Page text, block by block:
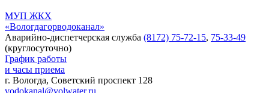
МУП ЖКХ
«Вологдагорводоканал»
Аварийно-диспетчерская служба (8172) 75-72-15, 75-33-49
(круглосуточно)
График работы
и часы приема
г. Вологда, Советский проспект 128
vodokanal@volwater.ru